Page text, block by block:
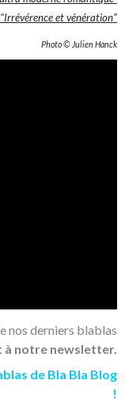
"Irrévérence et vénération"
Photo © Julien Hanck
nos derniers blablas
notre newsletter.
de Bla Bla Blog
!